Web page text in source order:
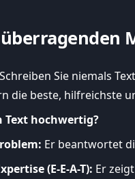
Schreiben Sie niemals
die beste, hilfreichste
Text hochwertig?
Er beantwortet
(E-E-A-T): Er